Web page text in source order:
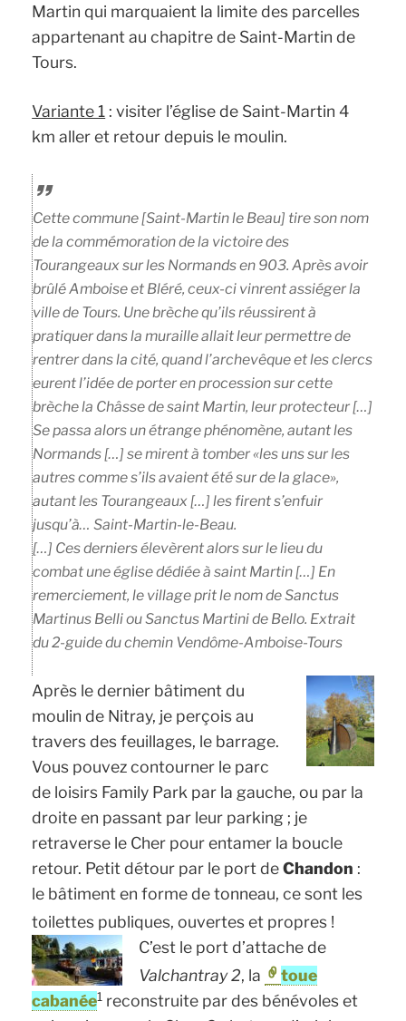
Martin qui marquaient la limite des parcelles
appartenant au chapitre de Saint-Martin de
Tours.
Variante 1 : visiter l’église de Saint-Martin 4
km aller et retour depuis le moulin.
Cette commune [Saint-Martin le Beau] tire son nom
de la commémoration de la victoire des
Tourangeaux sur les Normands en 903. Après avoir
brûlé Amboise et Bléré, ceux-ci vinrent assiéger la
ville de Tours. Une brèche qu’ils réussirent à
pratiquer dans la muraille allait leur permettre de
rentrer dans la cité, quand l’archevêque et les clercs
eurent l’idée de porter en procession sur cette
brèche la Châsse de saint Martin, leur protecteur […]
Se passa alors un étrange phénomène, autant les
Normands […] se mirent à tomber «les uns sur les
autres comme s’ils avaient été sur de la glace»,
autant les Tourangeaux […] les firent s’enfuir
jusqu’à… Saint-Martin-le-Beau.
[…] Ces derniers élevèrent alors sur le lieu du
combat une église dédiée à saint Martin […] En
remerciement, le village prit le nom deSanctus
Martinus BelliouSanctus Martini de Bello. Extrait
du 2-guide du chemin Vendôme-Amboise-Tours
Après le dernier bâtiment du
moulin de Nitray, je perçois au
travers des feuillages, le barrage.
Vous pouvez contourner le parc
de loisirs Family Park par la gauche, ou par la
droite en passant par leur parking ; je
retraverse le Cher pour entamer la boucle
retour. Petit détour par le port deChandon :
le bâtiment en forme de tonneau, ce sont les
toilettes publiques, ouvertes et propres !
C’est le port d’attache de
Valchantray 2, la
toue
cabanée1 reconstruite par des bénévoles et